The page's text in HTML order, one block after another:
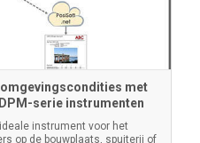
metingen en
Advanced modellen.
met
serie instrumenten
instrument voor het
op de bouwplaats, spuiterij of